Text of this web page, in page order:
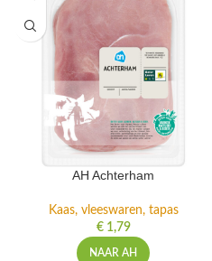
AH Achterham
Kaas, vleeswaren, tapas
€1,79
NAAR AH